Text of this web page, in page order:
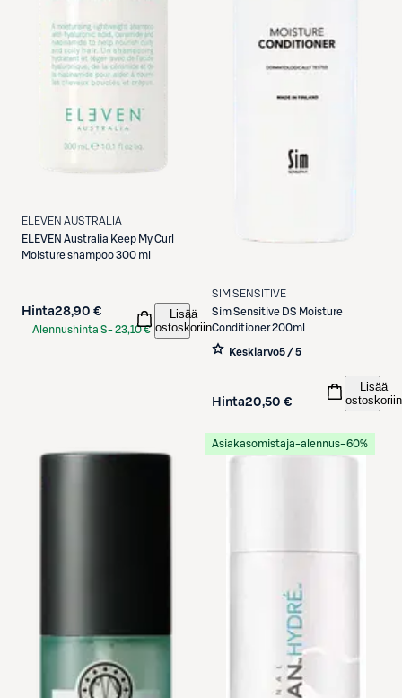
ELEVEN AUSTRALIA
ELEVEN Australia Keep My Curl
Moisture shampoo 300 ml
Hinta28,90 €
Alennushinta S-23,10 €
Lisää
ostoskoriin
SIM SENSITIVE
Sim Sensitive DS Moisture
Conditioner 200ml
Keskiarvo5 / 5
Hinta20,50 €
Lisää
ostoskoriin
Asiakasomistaja-alennus−60%